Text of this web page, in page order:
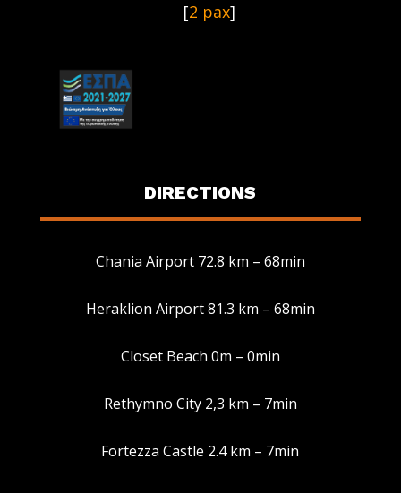
store and/or access device information. Consenting to these
technologies will allow us to process data such as browsing behavior or
adversely affect certain features and functions.
[2 pax]
DIRECTIONS
Chania Airport 72.8 km – 68min
Heraklion Airport 81.3 km – 68min
Closet Beach 0m – 0min
Rethymno City 2,3 km – 7min
Fortezza Castle 2.4 km – 7min